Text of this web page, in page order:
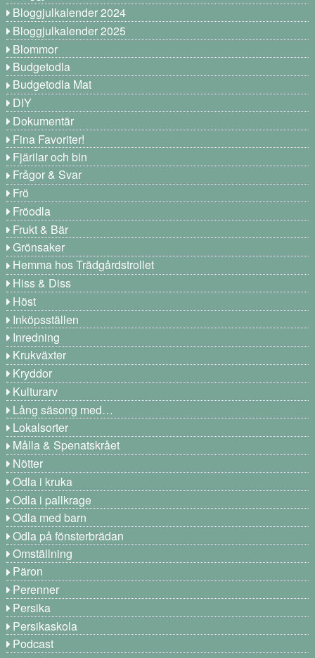
Bloggjulkalender 2024
Bloggjulkalender 2025
Blommor
Budgetodla
Budgetodla Mat
DIY
Dokumentär
Fina Favoriter!
Fjärilar och bin
Frågor & Svar
Frö
Fröodla
Frukt & Bär
Grönsaker
Hemma hos Trädgårdstrollet
Hiss & Diss
Höst
Inköpsställen
Inredning
Krukväxter
Kryddor
Kulturarv
Lång säsong med…
Lokalsorter
Målla & Spenatskrået
Nötter
Odla i kruka
Odla i pallkrage
Odla med barn
Odla på fönsterbrädan
Omställning
Päron
Perenner
Persika
Persikaskola
Podcast